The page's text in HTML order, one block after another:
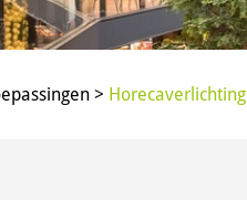
> Horecaverlichting